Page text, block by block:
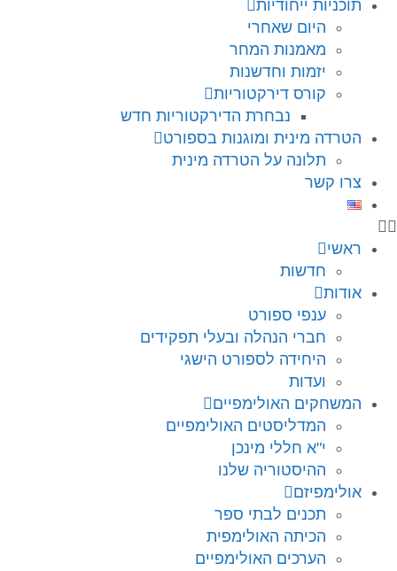
תוכניות ייחודיות
היום שאחרי
מאמנות המחר
יזמות וחדשנות
קורס דירקטוריות
נבחרת הדירקטוריות חדש
הטרדה מינית ומוגנות בספורט
תלונה על הטרדה מינית
צרו קשר
ראשי
חדשות
אודות
ענפי ספורט
חברי הנהלה ובעלי תפקידים
היחידה לספורט הישגי
ועדות
המשחקים האולימפיים
המדליסטים האולימפיים
י"א חללי מינכן
ההיסטוריה שלנו
אולימפיזם
תכנים לבתי ספר
הכיתה האולימפית
הערכים האולימפיים